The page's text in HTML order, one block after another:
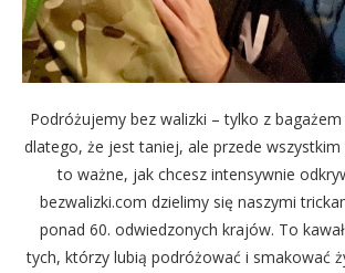
Podróżujemy bez walizki – tylko z
dlatego, że jest taniej, ale przede
to ważne, jak chcesz intensywnie
bezwalizki.com dzielimy się naszymi
ponad 60. odwiedzonych krajów. To
tych, którzy lubią podróżować i smakować